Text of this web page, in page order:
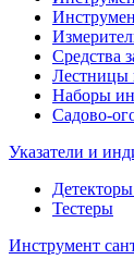
Средства
Лестницы
Наборы
Садово-
Указатели и
Тестеры
Инструмент